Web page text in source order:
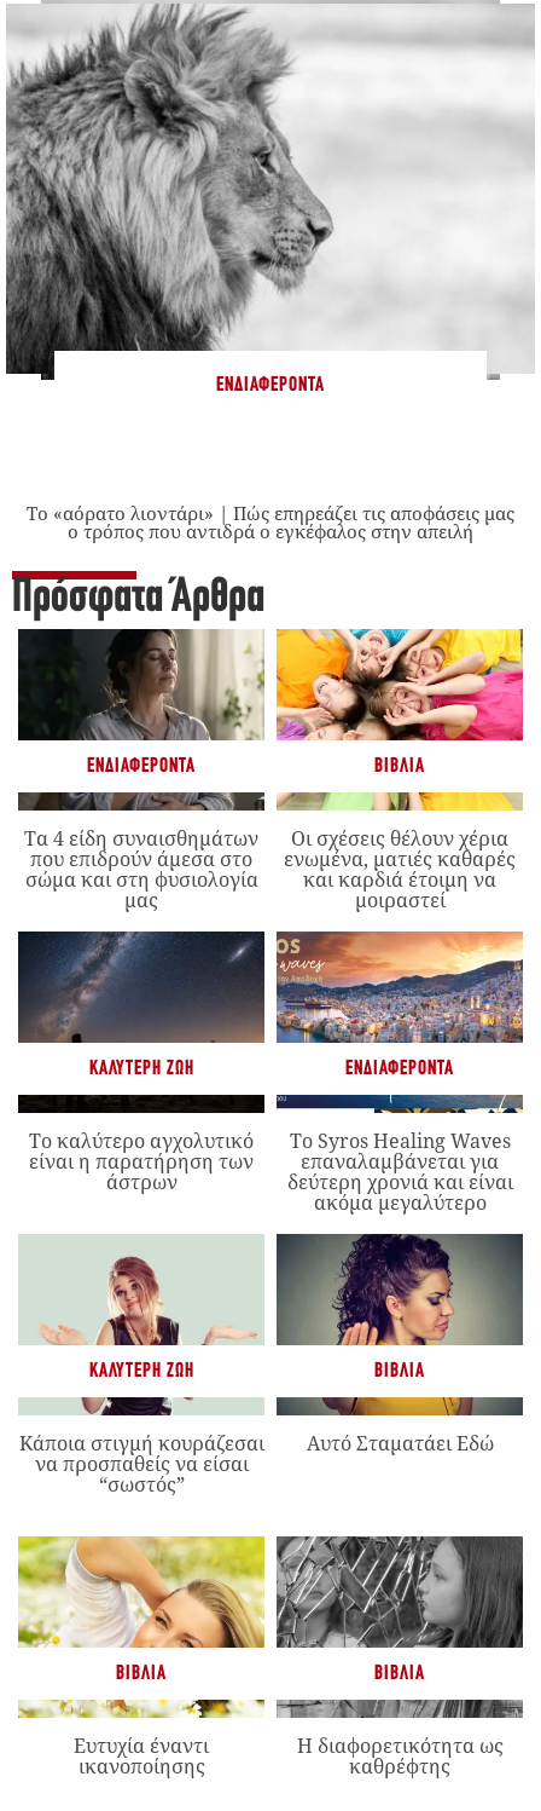
ΕΝΔΙΑΦΈΡΟΝΤΑ
Το «αόρατο λιοντάρι» | Πώς επηρεάζει τις αποφάσεις μας
ο τρόπος που αντιδρά ο εγκέφαλος στην απειλή
Πρόσφατα Άρθρα
ΕΝΔΙΑΦΈΡΟΝΤΑ
Τα 4 είδη συναισθημάτων
που επιδρούν άμεσα στο
σώμα και στη φυσιολογία
μας
ΒΙΒΛΊΑ
Οι σχέσεις θέλουν χέρια
ενωμένα, ματιές καθαρές
και καρδιά έτοιμη να
μοιραστεί
ΚΑΛΎΤΕΡΗ ΖΩΉ
Το καλύτερο αγχολυτικό
είναι η παρατήρηση των
άστρων
ΕΝΔΙΑΦΈΡΟΝΤΑ
Το Syros Healing Waves
επαναλαμβάνεται για
δεύτερη χρονιά και είναι
ακόμα μεγαλύτερο
ΚΑΛΎΤΕΡΗ ΖΩΉ
Κάποια στιγμή κουράζεσαι
να προσπαθείς να είσαι
“σωστός”
ΒΙΒΛΊΑ
Αυτό Σταματάει Εδώ
ΒΙΒΛΊΑ
Ευτυχία έναντι
ικανοποίησης
ΒΙΒΛΊΑ
Η διαφορετικότητα ως
καθρέφτης